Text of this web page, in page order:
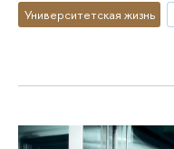
Университетская жизнь